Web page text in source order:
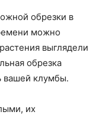
обрезки в
можно
выглядели
обрезка
вашей клумбы.
их